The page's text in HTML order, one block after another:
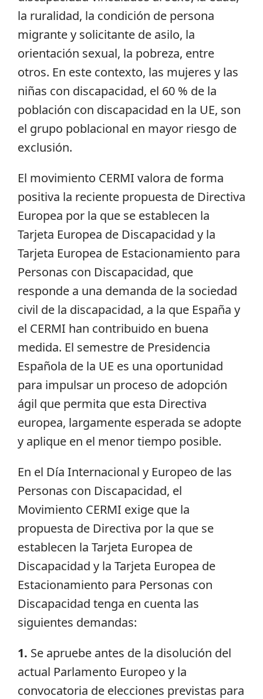
la ruralidad, la condición de persona
migrante y solicitante de asilo, la
orientación sexual, la pobreza, entre
otros. En este contexto, las mujeres y las
niñas con discapacidad, el 60 % de la
población con discapacidad en la UE, son
el grupo poblacional en mayor riesgo de
exclusión.
El movimiento CERMI valora de forma
positiva la reciente propuesta de Directiva
Europea por la que se establecen la
Tarjeta Europea de Discapacidad y la
Tarjeta Europea de Estacionamiento para
Personas con Discapacidad, que
responde a una demanda de la sociedad
civil de la discapacidad, a la que España y
el CERMI han contribuido en buena
medida. El semestre de Presidencia
Española de la UE es una oportunidad
para impulsar un proceso de adopción
ágil que permita que esta Directiva
europea, largamente esperada se adopte
y aplique en el menor tiempo posible.
En el Día Internacional y Europeo de las
Personas con Discapacidad, el
Movimiento CERMI exige que la
propuesta de Directiva por la que se
establecen la Tarjeta Europea de
Discapacidad y la Tarjeta Europea de
Estacionamiento para Personas con
Discapacidad tenga en cuenta las
siguientes demandas:
1. Se apruebe antes de la disolución del
actual Parlamento Europeo y la
convocatoria de elecciones previstas para